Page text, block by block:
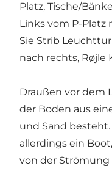
Platz, Tische/
Links vom P-Platz
Sie Strib
nach rechts, Røjle
Draußen vor dem
der Boden aus
und Sand
allerdings ein
von der